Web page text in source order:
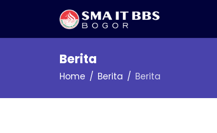
Berita
Home Berita Berita